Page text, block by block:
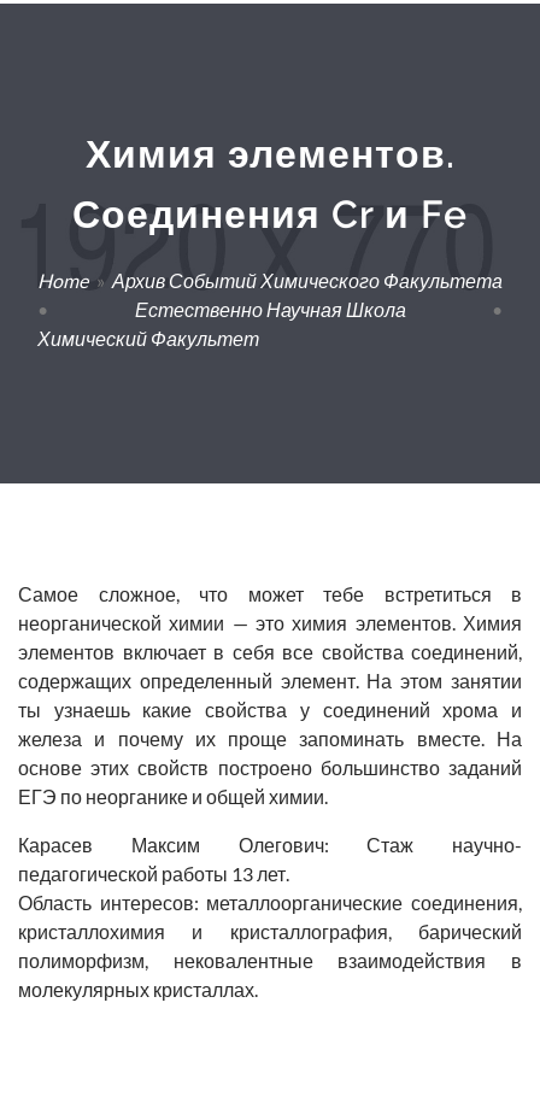
Химия элементов.
Соединения Cr и Fe
Home» Архив Событий Химического Факультета
•
Естественно Научная Школа
•
Химический Факультет
Самое сложное, что может тебе встретиться в
неорганической химии — это химия элементов. Химия
элементов включает в себя все свойства соединений,
содержащих определенный элемент. На этом занятии
ты узнаешь какие свойства у соединений хрома и
железа и почему их проще запоминать вместе. На
основе этих свойств построено большинство заданий
ЕГЭ по неорганике и общей химии.
Карасев Максим Олегович: Стаж научно-
педагогической работы 13 лет.
Область интересов: металлоорганические соединения,
кристаллохимия и кристаллография, барический
полиморфизм, нековалентные взаимодействия в
молекулярных кристаллах.